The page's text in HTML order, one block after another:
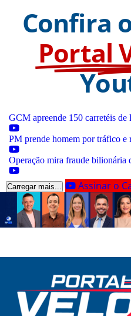
Confira
Portal
GCM apreende 150 carretéis de
PM prende homem por tráfico e
Operação mira fraude bilionária
Carregar mais... Assinar o